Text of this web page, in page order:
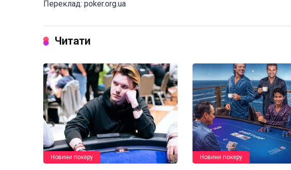
Переклад: poker.org.ua
Читати
Новини покеру Новини покеру